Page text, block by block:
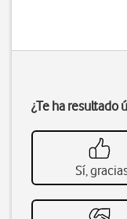
¿Te ha resultado
Sí,